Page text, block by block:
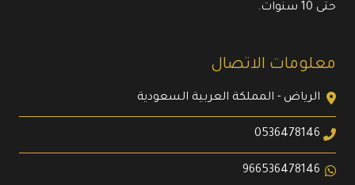
حتى 10 سنوات.
معلومات الاتصال
الرياض - المملكة العربية السعودية
0536478146
966536478146